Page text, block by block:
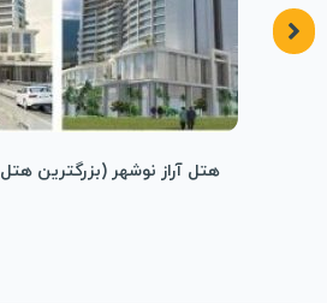
هتل آراز نوشهر (بزرگترین هتل 5 ستاره ایران)